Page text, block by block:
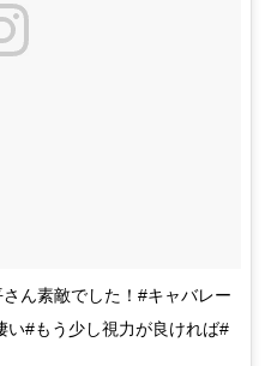
ん素敵でした！#キャバレー
い#もう少し視力が良ければ#